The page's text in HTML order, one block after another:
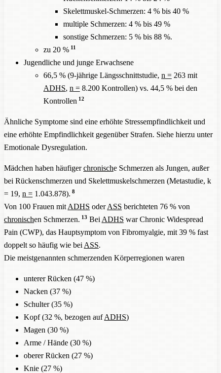
Skelettmuskel-Schmerzen: 4 % bis 40 %
multiple Schmerzen: 4 % bis 49 %
sonstige Schmerzen: 5 % bis 88 %.
zu 20 % 11
Jugendliche und junge Erwachsene
66,5 % (9-jährige Längsschnittstudie, n = 263 mit
ADHS, n = 8.200 Kontrollen) vs. 44,5 % bei den
Kontrollen 12
Ähnliche Symptome sind eine erhöhte Stressempfindlichkeit und
eine erhöhte Empfindlichkeit gegenüber Strafen. Siehe hierzu unter
Emotionale Dysregulation.
Mädchen haben häufigerchronische Schmerzen als Jungen, außer
bei Rückenschmerzen und Skelettmuskelschmerzen (Metastudie, k
= 19, n = 1.043.878). 8
Von 100 Frauen mit ADHS oderASS berichteten 76 % von
chronischen Schmerzen. 13Bei ADHS war Chronic Widespread
Pain (CWP), das Hauptsymptom von Fibromyalgie, mit 39 % fast
doppelt so häufig wie bei ASS.
Die meistgenannten schmerzenden Körperregionen waren
unterer Rücken (47 %)
Nacken (37 %)
Schulter (35 %)
Kopf (32 %, bezogen aufADHS)
Magen (30 %)
Arme / Hände (30 %)
oberer Rücken (27 %)
Knie (27 %)